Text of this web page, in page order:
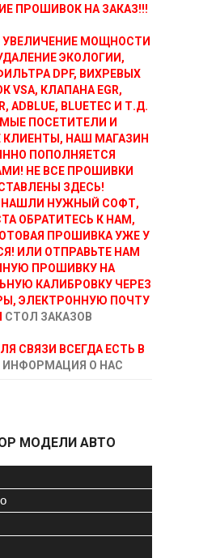
ПРОШИВОК НА ЗАКАЗ!!!
МОЩНОСТИ
УДАЛЕНИЕ ЭКОЛОГИИ,
DPF, ВИХРЕВЫХ
VSA, КЛАПАНА EGR,
ADBLUE, BLUETEC И Т.Д.
ПОСЕТИТЕЛИ И
КЛИЕНТЫ, НАШ МАГАЗИН
ПОПОЛНЯЕТСЯ
НЕ ВСЕ ПРОШИВКИ
ЗДЕСЬ!
НАШЛИ НУЖНЫЙ СОФТ,
ОБРАТИТЕСЬ К НАМ,
ПРОШИВКА УЖЕ У
ИЛИ ОТПРАВЬТЕ НАМ
ПРОШИВКУ НА
КАЛИБРОВКУ ЧЕРЕЗ
ЭЛЕКТРОННУЮ ПОЧТУ
СТОЛ ЗАКАЗОВ
СВЯЗИ ВСЕГДА ЕСТЬ В
ИНФОРМАЦИЯ О НАС
МОДЕЛИ АВТО